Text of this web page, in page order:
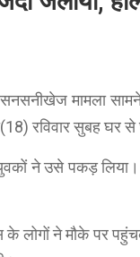
मामला
रविवार सुबह घर
ने उसे पकड़
ने मौके पर